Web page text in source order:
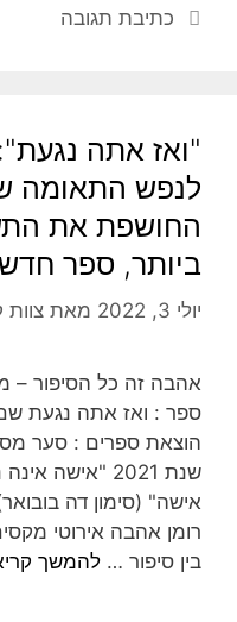
כתיבת תגובה
"ואז אתה
לנפש התאומה
החושפת את
ביותר, ספר
יולי 3, 2022 מאת צוות
אהבה זה כל הסיפור –
ספר : ואז אתה נגעת
שנת 2021
אישה" (סימון דה
רומן אהבה אירוטי
בין סיפור … להמשך